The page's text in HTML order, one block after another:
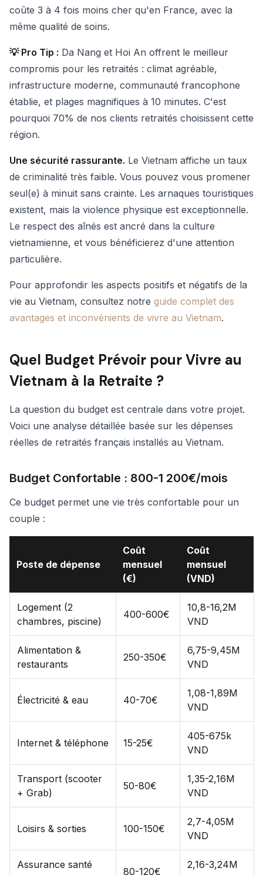
coûte 3 à 4 fois moins cher qu'en France, avec la
même qualité de soins.
💡 Pro Tip : Da Nang et Hoi An offrent le meilleur
compromis pour les retraités : climat agréable,
infrastructure moderne, communauté francophone
établie, et plages magnifiques à 10 minutes. C'est
pourquoi 70% de nos clients retraités choisissent cette
région.
Une sécurité rassurante. Le Vietnam affiche un taux
de criminalité très faible. Vous pouvez vous promener
seul(e) à minuit sans crainte. Les arnaques touristiques
existent, mais la violence physique est exceptionnelle.
Le respect des aînés est ancré dans la culture
vietnamienne, et vous bénéficierez d'une attention
particulière.
Pour approfondir les aspects positifs et négatifs de la
vie au Vietnam, consultez notre guide complet des
avantages et inconvénients de vivre au Vietnam.
Quel Budget Prévoir pour Vivre au
Vietnam à la Retraite ?
La question du budget est centrale dans votre projet.
Voici une analyse détaillée basée sur les dépenses
réelles de retraités français installés au Vietnam.
Budget Confortable : 800-1 200€/mois
Ce budget permet une vie très confortable pour un
couple :
Poste de dépense
Coût
mensuel
(€)
Coût
mensuel
(VND)
Logement (2
chambres, piscine)
400-600€
10,8-16,2M
VND
Alimentation &
restaurants
250-350€
6,75-9,45M
VND
Électricité & eau 40-70€
1,08-1,89M
VND
Internet & téléphone 15-25€
405-675k
VND
Transport (scooter
+ Grab)
50-80€
1,35-2,16M
VND
Loisirs & sorties 100-150€
2,7-4,05M
VND
Assurance santé
80-120€
2,16-3,24M